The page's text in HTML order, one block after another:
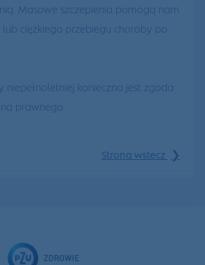
Masowe szczepienia pomogą nam
lub ciężkiego przebiegu choroby po
konieczna jest zgoda
prawnego.
Strona wstecz ❯